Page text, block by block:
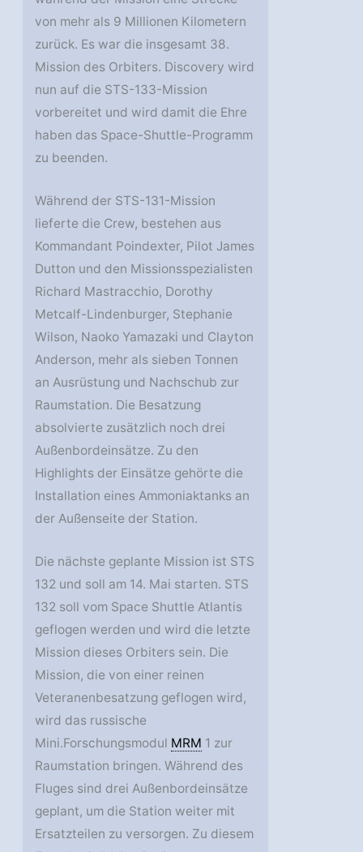
von mehr als 9 Millionen Kilometern
zurück. Es war die insgesamt 38.
Mission des Orbiters. Discovery wird
nun auf die STS-133-Mission
vorbereitet und wird damit die Ehre
haben das Space-Shuttle-Programm
zu beenden.
Während der STS-131-Mission
lieferte die Crew, bestehen aus
Kommandant Poindexter, Pilot James
Dutton und den Missionsspezialisten
Richard Mastracchio, Dorothy
Metcalf-Lindenburger, Stephanie
Wilson, Naoko Yamazaki und Clayton
Anderson, mehr als sieben Tonnen
an Ausrüstung und Nachschub zur
Raumstation. Die Besatzung
absolvierte zusätzlich noch drei
Außenbordeinsätze. Zu den
Highlights der Einsätze gehörte die
Installation eines Ammoniaktanks an
der Außenseite der Station.
Die nächste geplante Mission ist STS
132 und soll am 14. Mai starten. STS
132 soll vom Space Shuttle Atlantis
geflogen werden und wird die letzte
Mission dieses Orbiters sein. Die
Mission, die von einer reinen
Veteranenbesatzung geflogen wird,
wird das russische
Mini.Forschungsmodul MRM 1 zur
Raumstation bringen. Während des
Fluges sind drei Außenbordeinsätze
geplant, um die Station weiter mit
Ersatzteilen zu versorgen. Zu diesem